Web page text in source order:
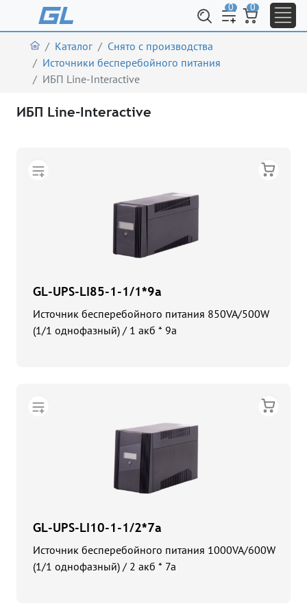
0 0
Каталог
Снято с производства
Источники бесперебойного питания
ИБП Line-Interactive
ИБП Line-Interactive
GL-UPS-LI85-1-1/1*9a
Источник бесперебойного питания 850VA/500W
(1/1 однофазный) / 1 акб * 9a
GL-UPS-LI10-1-1/2*7a
Источник бесперебойного питания 1000VA/600W
(1/1 однофазный) / 2 акб * 7a